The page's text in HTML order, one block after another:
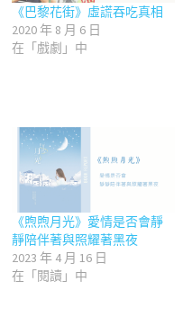
《巴黎花街》虛謊吞吃真相
2020 年 8 月 6 日
在「戲劇」中
《煦煦月光》愛情是否會靜
靜陪伴著與照耀著黑夜
2023 年 4 月 16 日
在「閱讀」中